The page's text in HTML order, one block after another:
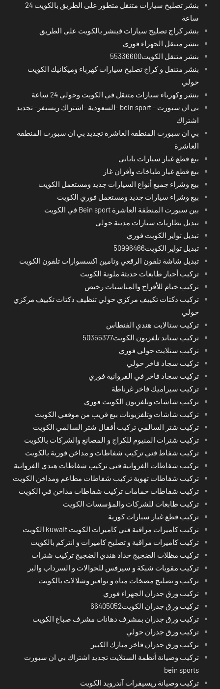
بنشر تصليح سيارات متنقل متطور على الطريق بالكويت 24
ساعة
بنشر كراج تصليح سيارات فينشر بالكويت على الطريق
بنشر متنقل الجهراء فوري
بنشر متنقل الكويت55336600
بنشر متنقل و كراج تصليح سيارات كهرباء وميكانيك الكويت
حولي
بنشر وكهرباء سيارات متنقل في الكويت وحولي 24 ساعة
بي ان سبورت - bein sport -السعودية -اشتراك ريسيفر- تجديد
اشتراك
بي ان سبورت المنطقة العاشرة تجديد بي ان سبورت المنطقة
العاشرة
بيع قطع غيار سيارات ياباني
بيع قطع غيار طباخات وأفران غاز
بيع وشراء جميع أنواع السيارات جديد ومستعمل الكويت
بيع وشراء سيارات جديد ومستعمل فوري الكويت
بين سبورت المنطقة العاشرة Bein sport في الكويت
تبديل بطاريات سيارات مدينة حولي
تبديل تواير الكويت فوري
تبديل تواير الكويت50996466
تبديل شاشة تلفون الرقعي وتامين اكسسوارات تلفون الكويت
تركيب أحبار طابعات حديثة ملونة الكويت
تركيب خيام للأفراح والمناسبات رخيص
تركيب دكتات تكييف مركزي حولي تنظيف دكتات تكييف مركزي
حولي
تركيب ستالايت هندي الفنطاس
تركيب ستاند تلفزيون الكويت50355377
تركيب ستلايت حولي فوري
تركيب سجاد فاخر حولي
تركيب سجاد فاخر في الفروانية فوري
تركيب سيراميك فاخر غرناطة
تركيب شاشات وتلفزيون الكويت فوري
تركيب شاشات وتلفزيونات بيع قريب من موقعي الكويت
تركيب شتر السالمي تركيب أقفال شتر السالمي الكويت
تركيب شترات المنيوم للكراج و المصانع والشركات بالكويت
تركيب شفاط فني تركيب شفاطات و مداخن فورية بالكويت
تركيب شفاطات الفروانية فني تركيب شفاطات هندي الفروانية
تركيب شفاطات تهوية تركيب شفاطات مطاعم ومداخن الكويت
تركيب شفاطات حمامات تركيب شفاطات مداخن في الكويت
تركيب طابعات للشركات والمؤسسات الكويت
تركيب قطع غيار سيارات كورية
تركيب كاميرات مراقبة فني كاميرات الكويت kuwait الكويت
تركيب كاميرات مراقبة و تصليح كاميرات و انتركم بالكويت
تركيب مظلات الضجيج حداد هندي الضجيج تركيب شترات
تركيب مقويات شبكة و سيرفس للجوالات و السرداب والبر
تركيب و تصليح مضخات مياه و نوافير وشلالات بالكويت
تركيب ورق جدران الجهراء فوري
تركيب ورق جدران الكويت66405052
تركيب ورق جدران بمشرف دهانات مشرف صباغ الكويت
تركيب ورق جدران حولي
تركيب ورق جدران فاخر مبارك الكبير
تركيب وصيانة أنظمة الستلايت تجديد اشتراك بي ان سبورت
bein sports
تركيب وصيانة ريسيفرات آندرويد الكويت